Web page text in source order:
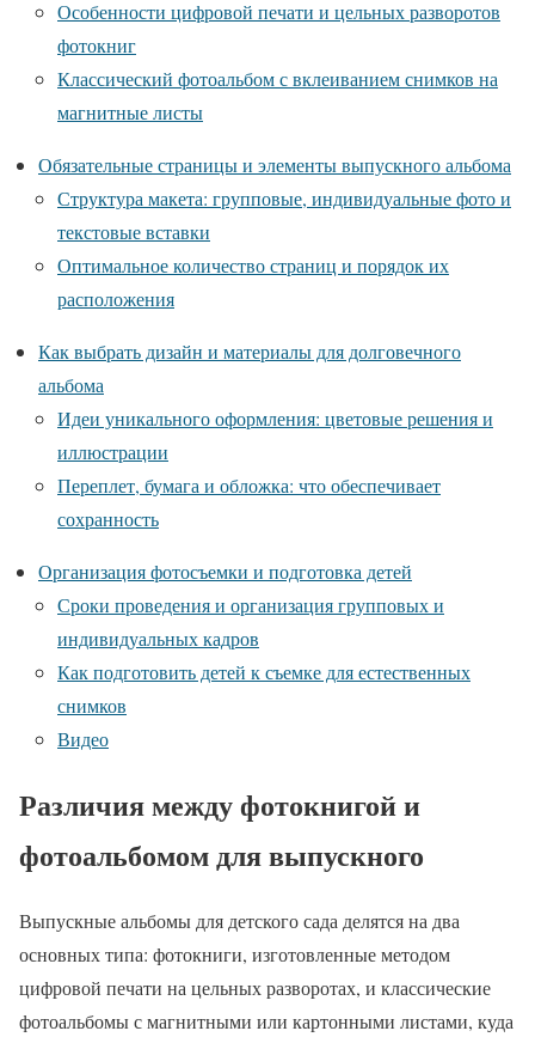
Особенности цифровой печати и цельных разворотов
фотокниг
Классический фотоальбом с вклеиванием снимков на
магнитные листы
Обязательные страницы и элементы выпускного альбома
Структура макета: групповые, индивидуальные фото и
текстовые вставки
Оптимальное количество страниц и порядок их
расположения
Как выбрать дизайн и материалы для долговечного
альбома
Идеи уникального оформления: цветовые решения и
иллюстрации
Переплет, бумага и обложка: что обеспечивает
сохранность
Организация фотосъемки и подготовка детей
Сроки проведения и организация групповых и
индивидуальных кадров
Как подготовить детей к съемке для естественных
снимков
Видео
Различия между фотокнигой и
фотоальбомом для выпускного
Выпускные альбомы для детского сада делятся на два
основных типа: фотокниги, изготовленные методом
цифровой печати на цельных разворотах, и классические
фотоальбомы с магнитными или картонными листами, куда